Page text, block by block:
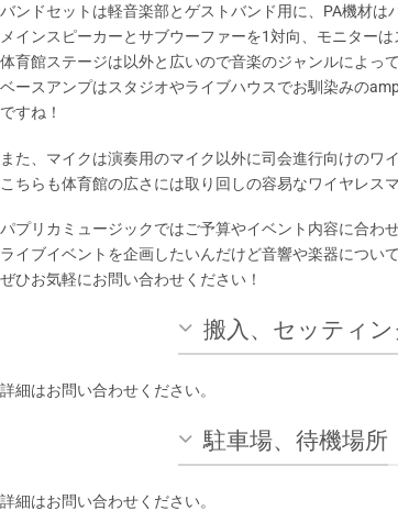
バンドセットは軽音楽部とゲストバンド用に、PA機材
メインスピーカーとサブウーファーを1対向、モニター
体育館ステージは以外と広いので音楽のジャンルによっ
ベースアンプはスタジオやライブハウスでお馴染みの
ですね！
また、マイクは演奏用のマイク以外に司会進行向けのワ
こちらも体育館の広さには取り回しの容易なワイヤレス
パプリカミュージックではご予算やイベント内容に合わ
ライブイベントを企画したいんだけど音響や楽器につい
ぜひお気軽にお問い合わせください！
搬入、セッティン
詳細はお問い合わせください。
駐車場、待機場所
詳細はお問い合わせください。